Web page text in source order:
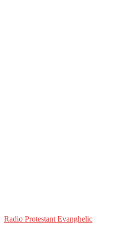
Radio Protestant Evanghelic